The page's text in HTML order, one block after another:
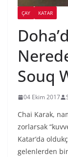
ÇAY KATAR
Souq
04 Ekim 2017
Chai Karak,
zorlarsak
Katar’da
gelenlerden